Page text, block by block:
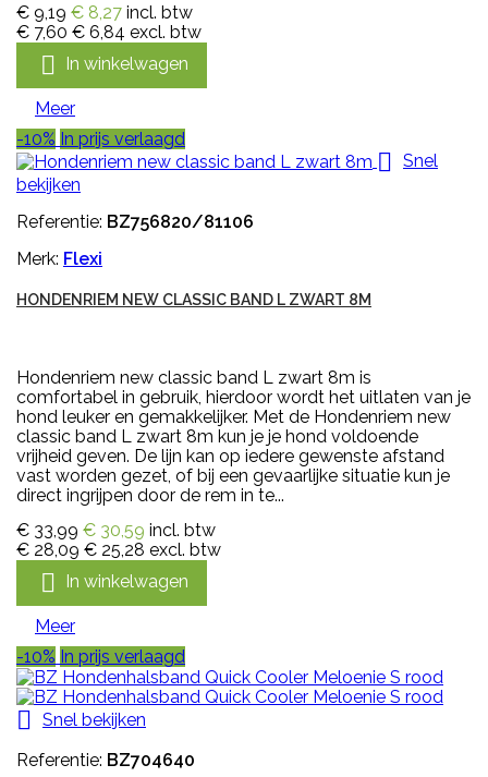
€ 9,19 € 8,27 incl. btw
€ 7,60 € 6,84 excl. btw
 In winkelwagen
Meer
-10% In prijs verlaagd
 Snel
bekijken
Referentie: BZ756820/81106
Merk: Flexi
HONDENRIEM NEW CLASSIC BAND L ZWART 8M
Hondenriem new classic band L zwart 8m is
comfortabel in gebruik, hierdoor wordt het uitlaten van je
hond leuker en gemakkelijker. Met de Hondenriem new
classic band L zwart 8m kun je je hond voldoende
vrijheid geven. De lijn kan op iedere gewenste afstand
vast worden gezet, of bij een gevaarlijke situatie kun je
direct ingrijpen door de rem in te...
€ 33,99 € 30,59 incl. btw
€ 28,09 € 25,28 excl. btw
 In winkelwagen
Meer
-10% In prijs verlaagd

Snel bekijken
Referentie: BZ704640